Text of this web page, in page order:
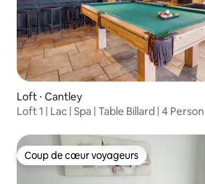
Loft ⋅ Cantley
Loft 1 | Lac | Spa | Table Billard | 4
Coup de cœur voyageurs
Coup de cœur voyageurs